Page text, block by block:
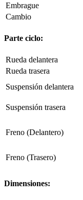
Embrague
Cambio
Parte ciclo:
Rueda delantera
Rueda trasera
Suspensión delantera
Suspensión trasera
Freno (Delantero)
Freno (Trasero)
Dimensiones: